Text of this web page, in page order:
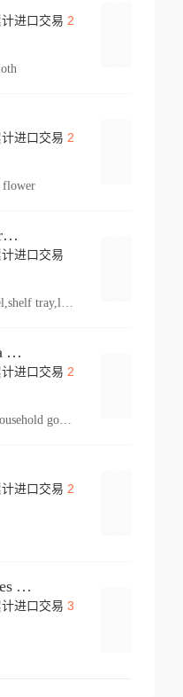
进口交易 2
进口交易 2
flower
Knapheide Kc Underground
进口交易
Russell James Cornelia Arlington Va
进口交易 2
personal effect,used household goods
进口交易 2
Dpm Draexlmaier Partes Automotrices Corr Ind Huejotzingo
进口交易 3